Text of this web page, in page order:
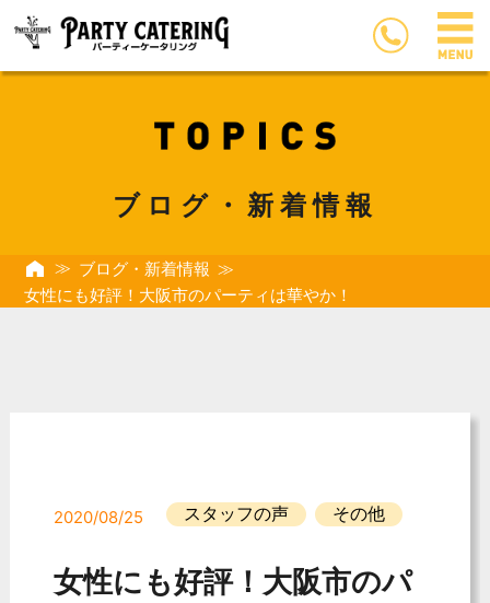
ブログ・新着情報
ブログ・新着情報
女性にも好評！大阪市のパーティは華やか！
2020/08/25 スタッフの声 その他
女性にも好評！大阪市のパ